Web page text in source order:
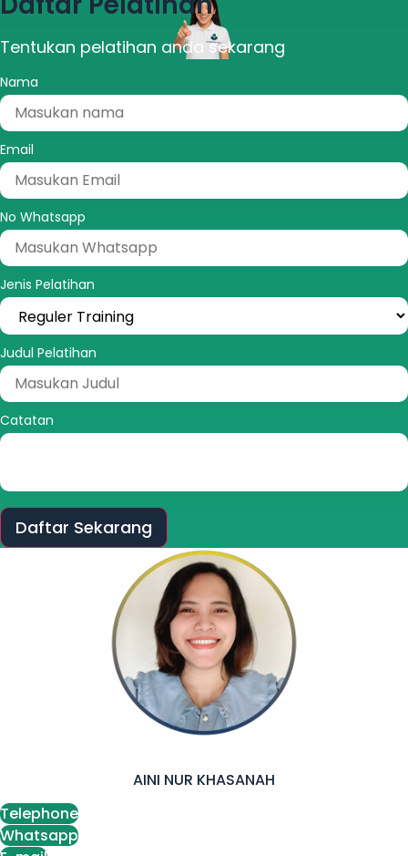
Tentukan pelatihan anda sekarang
Nama
Email
No Whatsapp
Jenis Pelatihan
Judul Pelatihan
Catatan
Daftar Sekarang
AINI NUR KHASANAH
Telephone
Whatsapp